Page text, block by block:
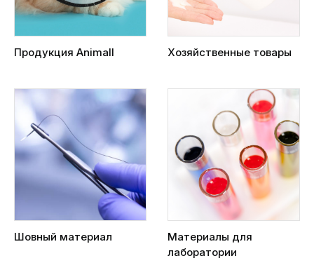
Продукция Animall Хозяйственные товары
Шовный материал
Материалы для
лаборатории